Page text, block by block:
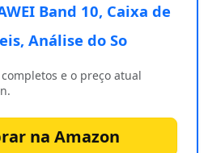
Band 10, Caixa de
Análise do So
e o preço atual
na Amazon